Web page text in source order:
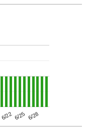
6/22 6/25 6/28